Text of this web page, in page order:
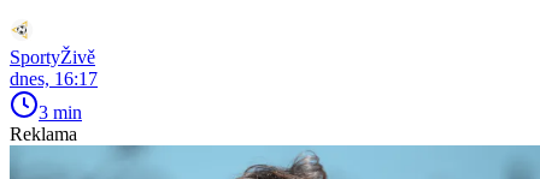
SportyŽivě
dnes, 16:17
3 min
Reklama